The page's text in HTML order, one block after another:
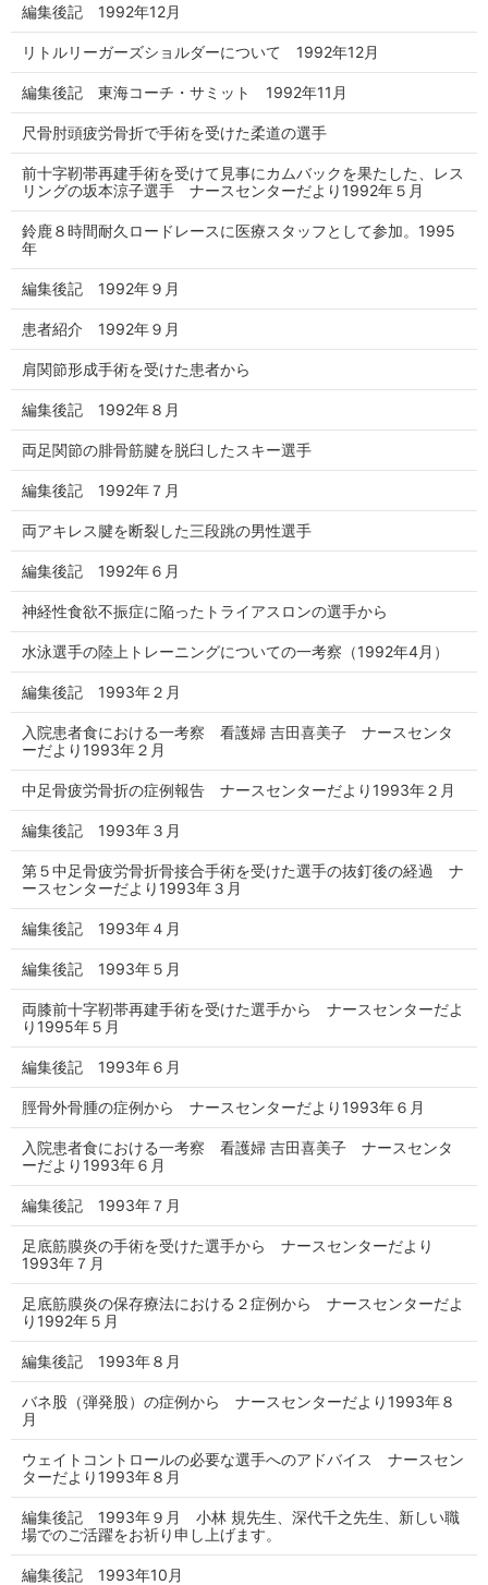
編集後記 1992年12月
リトルリーガーズショルダーについて 1992年12月
編集後記 東海コーチ・サミット 1992年11月
尺骨肘頭疲労骨折で手術を受けた柔道の選手
前十字靭帯再建手術を受けて見事にカムバックを果たした、レス
リングの坂本涼子選手 ナースセンターだより1992年５月
鈴鹿８時間耐久ロードレースに医療スタッフとして参加。1995
年
編集後記 1992年９月
患者紹介 1992年９月
肩関節形成手術を受けた患者から
編集後記 1992年８月
両足関節の腓骨筋腱を脱臼したスキー選手
編集後記 1992年７月
両アキレス腱を断裂した三段跳の男性選手
編集後記 1992年６月
神経性食欲不振症に陥ったトライアスロンの選手から
水泳選手の陸上トレーニングについての一考察（1992年4月）
編集後記 1993年２月
入院患者食における一考察 看護婦 吉田喜美子 ナースセンタ
ーだより1993年２月
中足骨疲労骨折の症例報告 ナースセンターだより1993年２月
編集後記 1993年３月
第５中足骨疲労骨折骨接合手術を受けた選手の抜釘後の経過 ナ
ースセンターだより1993年３月
編集後記 1993年４月
編集後記 1993年５月
両膝前十字靭帯再建手術を受けた選手から ナースセンターだよ
り1995年５月
編集後記 1993年６月
脛骨外骨腫の症例から ナースセンターだより1993年６月
入院患者食における一考察 看護婦 吉田喜美子 ナースセンタ
ーだより1993年６月
編集後記 1993年７月
足底筋膜炎の手術を受けた選手から ナースセンターだより
1993年７月
足底筋膜炎の保存療法における２症例から ナースセンターだよ
り1992年５月
編集後記 1993年８月
バネ股（弾発股）の症例から ナースセンターだより1993年８
月
ウェイトコントロールの必要な選手へのアドバイス ナースセン
ターだより1993年８月
編集後記 1993年９月 小林 規先生、深代千之先生、新しい職
場でのご活躍をお祈り申し上げます。
編集後記 1993年10月